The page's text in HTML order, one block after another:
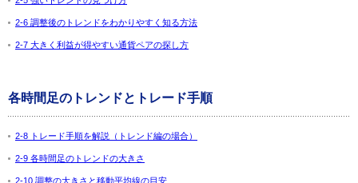
2-6 調整後のトレンドをわかりやすく知る方法
2-7 大きく利益が得やすい通貨ペアの探し方
各時間足のトレンドとトレード手順
2-8 トレード手順を解説（トレンド編の場合）
2-9 各時間足のトレンドの大きさ
2-10 調整の大きさと移動平均線の目安